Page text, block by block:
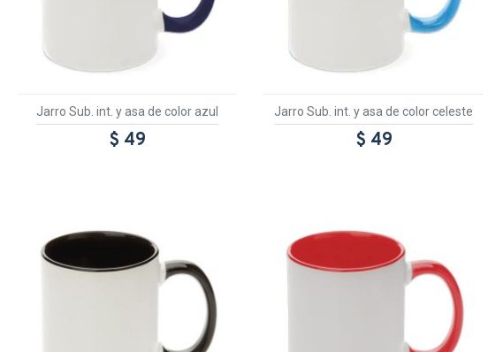
Jarro Sub. int. y asa de color azul
$ 49
Jarro Sub. int. y asa de color celeste
$ 49